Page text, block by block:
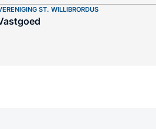
ST. WILLIBRORDUS